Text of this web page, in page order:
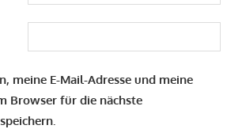
meine E-Mail-Adresse und meine
Browser für die nächste